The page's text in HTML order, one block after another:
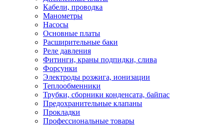
Кабели, проводка
Манометры
Насосы
Основные платы
Расширительные баки
Реле давления
Фитинги, краны подпидки, слива
Форсунки
Электроды розжига, ионизации
Теплообменники
Трубки, сборники конденсата, байпас
Предохранительные клапаны
Прокладки
Профессиональные товары